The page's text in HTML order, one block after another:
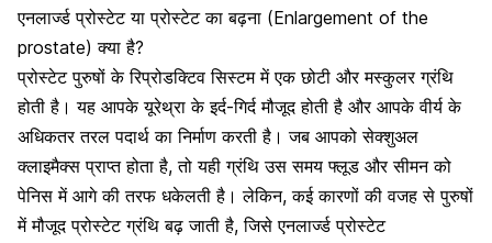
एनलार्ज्ड प्रोस्टेट या प्रोस्टेट का बढ़ना (Enlargement of the
prostate) क्या है?
प्रोस्टेट पुरुषों के रिप्रोडक्टिव सिस्टम में एक छोटी और मस्कुलर ग्रंथि
होती है। यह आपके यूरेथ्रा के इर्द-गिर्द मौजूद होती है और आपके वीर्य के
अधिकतर तरल पदार्थ का निर्माण करती है। जब आपको सेक्शुअल
क्लाइमैक्स प्राप्त होता है, तो यही ग्रंथि उस समय फ्लूड और सीमन को
पेनिस में आगे की तरफ धकेलती है। लेकिन, कई कारणों की वजह से पुरुषों
में मौजूद प्रोस्टेट ग्रंथि बढ़ जाती है, जिसे एनलार्ज्ड प्रोस्टेट